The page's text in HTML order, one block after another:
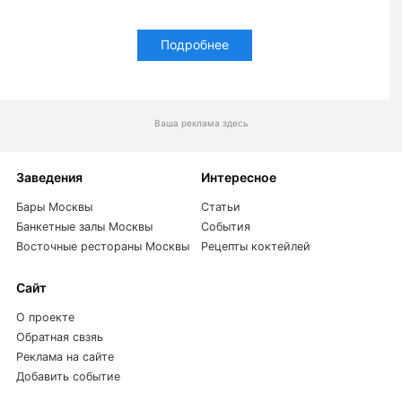
Подробнее
Ваша реклама здесь
Заведения
Бары Москвы
Банкетные залы Москвы
Восточные рестораны Москвы
Интересное
Статьи
События
Рецепты коктейлей
Сайт
О проекте
Обратная свзяь
Реклама на сайте
Добавить событие